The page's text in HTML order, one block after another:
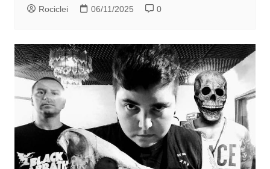
Rociclei 06/11/2025 0